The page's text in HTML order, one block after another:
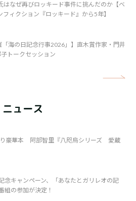
はなぜ再びロッキード事件に挑んだのか【ベ
フィクション『ロッキード』から5年】
「海の日記念行事2026」】直木賞作家・門井
トークセッション
ニュース
豪華本 阿部智里『八咫烏シリーズ 愛蔵
念キャンペーン、「あなたとガリレオの記
組の参加が決定！